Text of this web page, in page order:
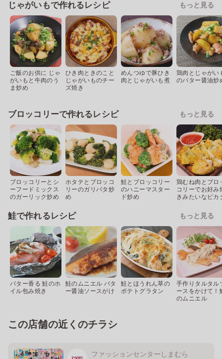
じゃがいもで作れるレシピ もっと見る
ご飯のお供に じゃ
がいもと牛肉のう
ま炒め
ひき肉ときのこと
じゃがいものチー
ズ焼き
めんつゆで豚ひき
肉とじゃがいも煮
鶏肉とじゃがい
のバター醤油炒
ブロッコリーで作れるレシピ もっと見る
ブロッコリーとシ
ーフードミックス
のガーリック炒め
ホタテとブロッコ
リーのガリバタ炒
め
鮭とブロッコリー
のハニーマスター
ド炒め
鶏むね肉とブロ
コリーでお好み
きみたいなピカ
鮭で作れるレシピ もっと見る
バター香る 鮭のホ
イル包み焼き
鮭のムニエル バタ
ー醤油ソースがけ
鮭とほうれん草の
ポテトグラタン
手作りタルタル
ースをかけて！
のムニエル
この店舗の近くのチラシ
ファッションセンターしまむら